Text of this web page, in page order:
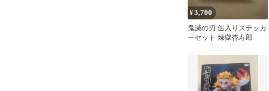
¥3,700
鬼滅の刃 缶入りステッカ
ーセット 煉獄杏寿郎